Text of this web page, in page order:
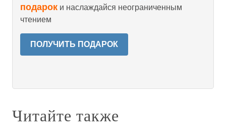
подарок и наслаждайся неограниченным
чтением
ПОЛУЧИТЬ ПОДАРОК
Читайте также